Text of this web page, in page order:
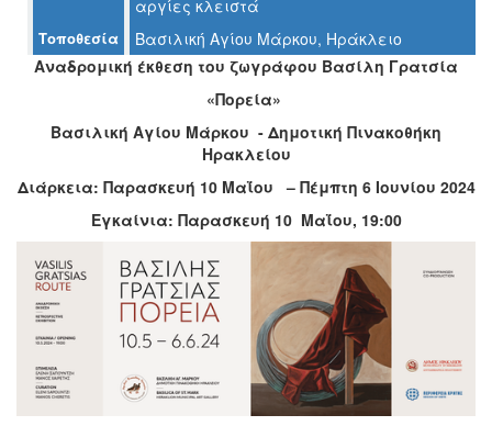
ΤΟΠΟΣ
ΜΑΣ
αργίες κλειστά
Τοποθεσία
Βασιλική Αγίου Μάρκου, Ηράκλειο
Αναδρομική έκθεση του ζωγράφου Βασίλη Γρατσία
«Πορεία»
Βασιλική Αγίου Μάρκου - Δημοτική Πινακοθήκη
Ηρακλείου
Διάρκεια: Παρασκευή 10 Μαΐου – Πέμπτη 6 Ιουνίου 2024
Εγκαίνια: Παρασκευή 10 Μαΐου, 19:00